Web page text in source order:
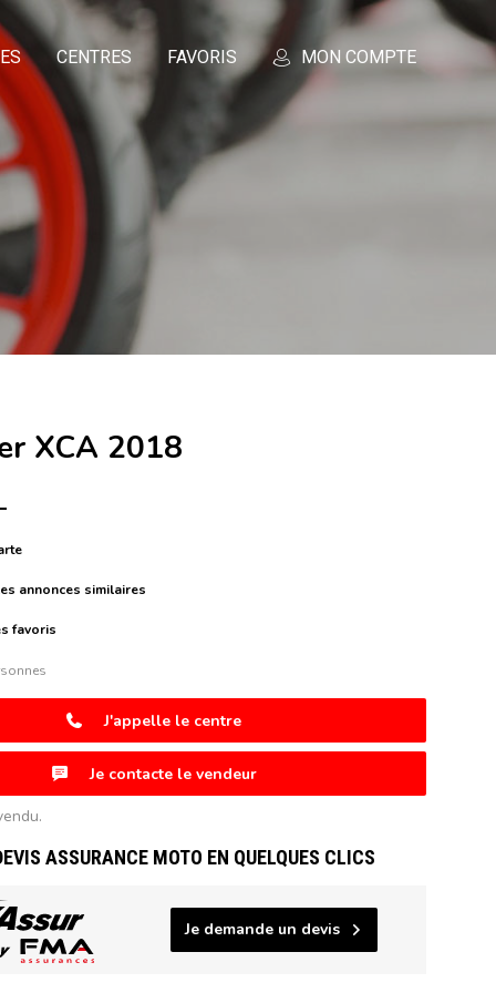
CENTRES FAVORIS MON COMPTE
XCA 2018
annonces similaires
favoris
J'appelle le centre
Je contacte le vendeur
ASSURANCE MOTO EN QUELQUES CLICS
Je demande un devis